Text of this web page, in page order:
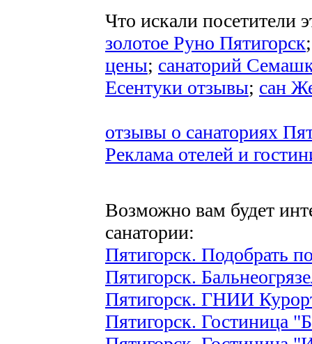
Что искали посетители
золотое Руно Пятигорск
цены; санаторий
Есентуки отзывы; сан
отзывы о санаториях
Реклама отелей и
Возможно вам будет
санатории:
Пятигорск. Подобрать
Пятигорск.
Пятигорск. ГНИИ
Пятигорск. Гостиница